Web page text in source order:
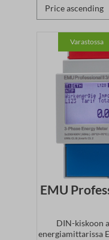
Varastossa
EMU
DIN-kiskoon
energiamittarissa